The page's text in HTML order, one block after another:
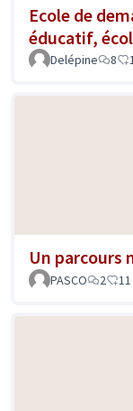
Ecole de
éducatif,
Delépine 8
Un parcours
PASCO
2 11